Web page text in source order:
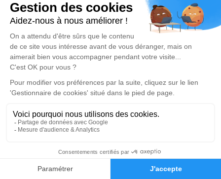
Faire-part Hommages
Un service de plantation d’arbre hommage est
disponible ici.
Je rends hommage
Cérémonie
Crématorium 1 Rue du cimetière des îles
74000 Annecy
Je rends hommage